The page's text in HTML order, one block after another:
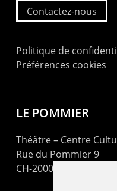
Contactez-nous
Politique de
Préférences cookies
LE POMMIER
Théâtre – Centre
Rue du Pommier 9
CH-2000 Neuchâtel